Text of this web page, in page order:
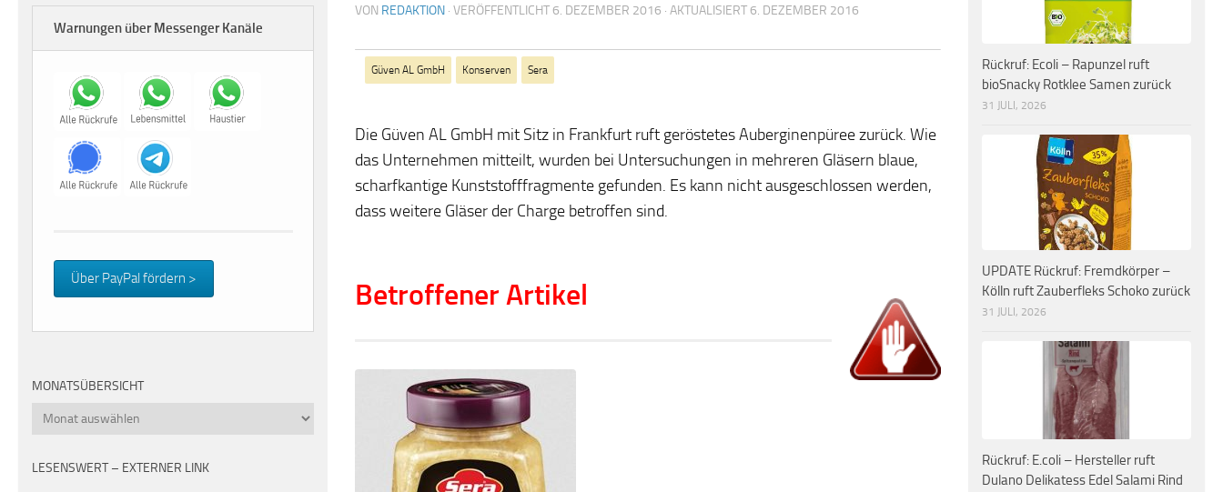
VON REDAKTION · VERÖFFENTLICHT6. DEZEMBER 2016 · AKTUALISIERT6. DEZEMBER 2016
Güven AL GmbH Konserven Sera
Die Güven AL GmbH mit Sitz in Frankfurt ruft geröstetes Auberginenpüree zurück. Wie
das Unternehmen mitteilt, wurden bei Untersuchungen in mehreren Gläsern blaue,
scharfkantige Kunststofffragmente gefunden. Es kann nicht ausgeschlossen werden,
dass weitere Gläser der Charge betroffen sind.
Betroffener Artikel
Warnungen über Messenger Kanäle
Über PayPal fördern >
MONATSÜBERSICHT
Monatsübersicht
LESENSWERT – EXTERNER LINK
Rückruf: Ecoli – Rapunzel ruft
bioSnacky Rotklee Samen zurück
31 JULI, 2026
UPDATE Rückruf: Fremdkörper –
Kölln ruft Zauberfleks Schoko zurück
31 JULI, 2026
Rückruf: E.coli – Hersteller ruft
Dulano Delikatess Edel Salami Rind